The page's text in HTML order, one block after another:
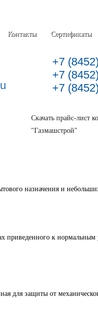
Сертификаты
Контакты
+7
+7
+7
Скачать прайс-лист
"Газмашстрой"
назначения и
к нормальным
защиты от